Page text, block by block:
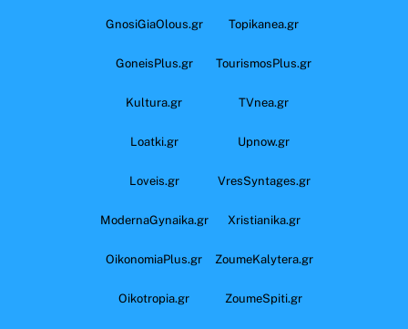
GnosiGiaOlous.gr Topikanea.gr
GoneisPlus.gr TourismosPlus.gr
Kultura.gr TVnea.gr
Loatki.gr Upnow.gr
Loveis.gr VresSyntages.gr
ModernaGynaika.gr Xristianika.gr
OikonomiaPlus.gr ZoumeKalytera.gr
Oikotropia.gr ZoumeSpiti.gr